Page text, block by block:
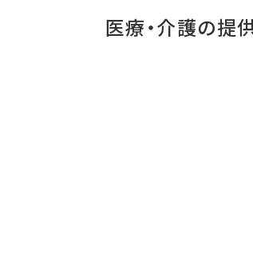
医療・介護の提